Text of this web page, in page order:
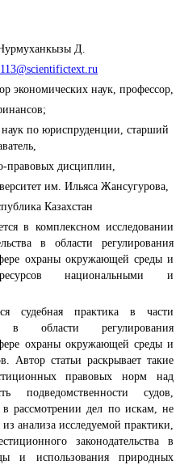
Д.
экономических наук, профессор,
по юриспруденции, старший
правовых дисциплин,
им. Ильяса Жансугурова,
Казахстан
в комплексном исследовании
в области регулирования
охраны окружающей среды и
национальными и
судебная практика в части
в области регулирования
охраны окружающей среды и
Автор статьи раскрывает такие
правовых норм над
подведомственности судов,
в рассмотрении дел по искам, не
анализа исследуемой практики,
законодательства в
и использования природных